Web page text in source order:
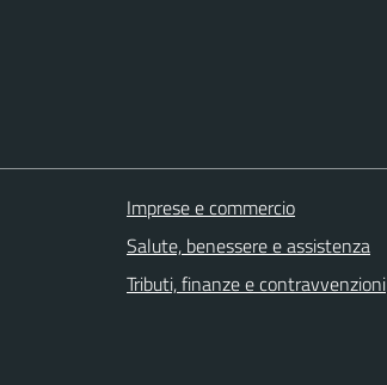
Imprese e commercio
Salute, benessere e assistenza
Tributi, finanze e contravvenzioni